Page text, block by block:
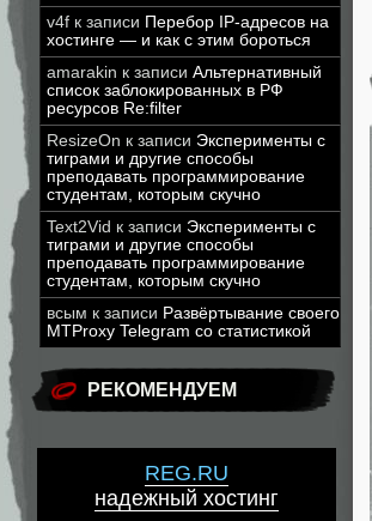
v4f к записи Перебор IP-адресов на
хостинге — и как с этим бороться
amarakin к записи Альтернативный
список заблокированных в РФ
ресурсов Re:filter
ResizeOn к записи Эксперименты с
тиграми и другие способы
преподавать программирование
студентам, которым скучно
Text2Vid к записи Эксперименты с
тиграми и другие способы
преподавать программирование
студентам, которым скучно
всым к записи Развёртывание своего
MTProxy Telegram со статистикой
РЕКОМЕНДУЕМ
REG.RU
надежный хостинг